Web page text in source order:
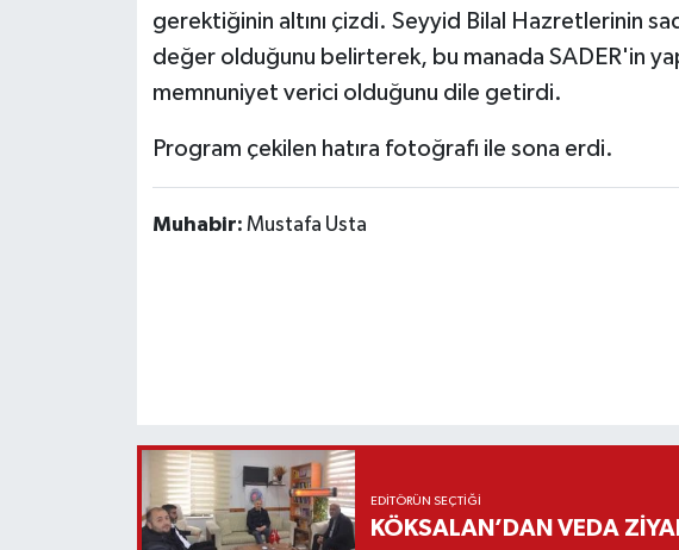
gerektiğinin altını çizdi. Seyyid Bilal Hazretlerinin
değer olduğunu belirterek, bu manada SADER'in
memnuniyet verici olduğunu dile getirdi.
Program çekilen hatıra fotoğrafı ile sona erdi.
Muhabir: Mustafa Usta
EDITÖRÜN SEÇTIĞI
KÖKSALAN’DAN VEDA